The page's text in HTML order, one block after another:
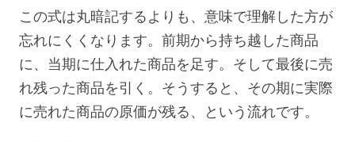
この式は丸暗記するよりも、意味で理解した方が
忘れにくくなります。前期から持ち越した商品
に、当期に仕入れた商品を足す。そして最後に売
れ残った商品を引く。そうすると、その期に実際
に売れた商品の原価が残る、という流れです。